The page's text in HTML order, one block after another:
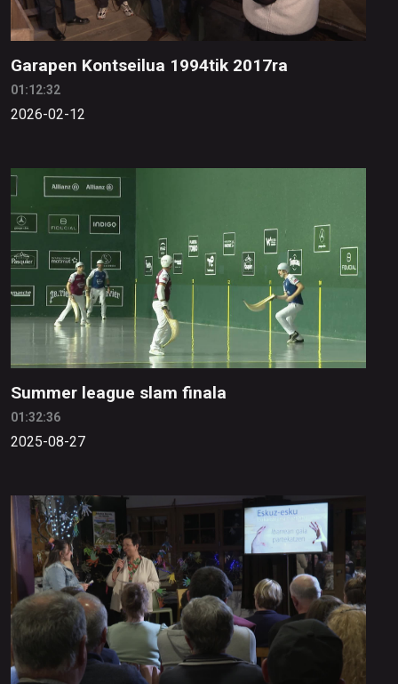
Garapen Kontseilua 1994tik 2017ra
01:12:32
2026-02-12
Summer league slam finala
01:32:36
2025-08-27